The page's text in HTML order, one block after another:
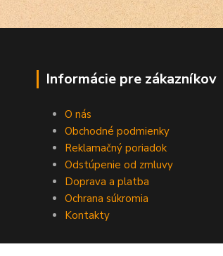
Informácie pre zákazníkov
O nás
Obchodné podmienky
Reklamačný poriadok
Odstúpenie od zmluvy
Doprava a platba
Ochrana súkromia
Kontakty